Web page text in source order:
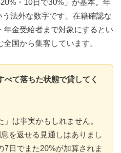
・10日で30%」が基本。年
法外な数字です。在籍確認な
年金受給者まで対象にするとい
国から集客しています。
べて落ちた状態で貸してく
」は事実かもしれません。
を返せる見通しはありまし
7日でまた20%が加算されま